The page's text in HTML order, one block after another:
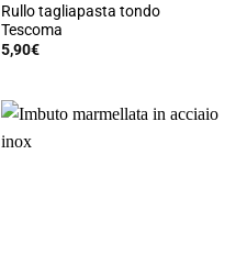
Rullo tagliapasta tondo
Tescoma
5,90€